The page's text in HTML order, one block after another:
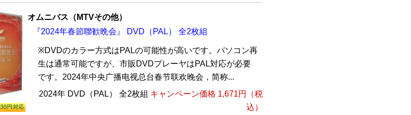
オムニバス（MTVその他）
『2024年春節聯歓晩会』 DVD（PAL） 全2枚組
※DVDのカラー方式はPALの可能性が高いです。パソコン再
生は通常可能ですが、市販DVDプレーヤはPAL対応が必要
です。2024年中央广播电视总台春节联欢晚会，简称...
2024年 DVD（PAL） 全2枚組 キャンペーン価格 1,671円（税
込）